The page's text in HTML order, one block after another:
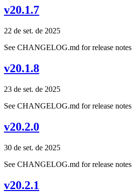
v20.1.7
22 de set. de 2025
See CHANGELOG.md for release notes
v20.1.8
23 de set. de 2025
See CHANGELOG.md for release notes
v20.2.0
30 de set. de 2025
See CHANGELOG.md for release notes
v20.2.1